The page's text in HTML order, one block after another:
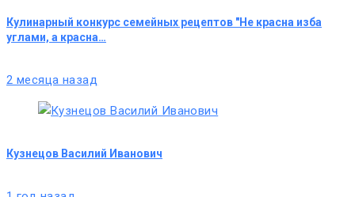
Кулинарный конкурс семейных рецептов "Не красна изба
углами, а красна…
2 месяца назад
Кузнецов Василий Иванович